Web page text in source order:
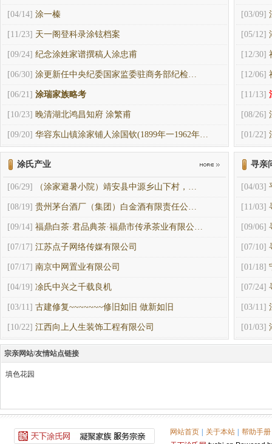
[04/14] 涂一榛
[11/23] 天一阁登科录涂铉档案
[09/24] 纪念涂姓家谱撰稿人涂忠甫
[06/30] 涂更新任中央纪委国家监委驻商务部纪检…
[06/21] 涂瑞家族略考
[10/23] 晚清湖北鸿昌知府 涂繁甫
[09/20] 华容东山镇涂家铺人涂国钦(1899年一1962年…
[03/09]
[05/12]
[12/30]
[12/06]
[11/13]
[08/26]
[01/22]
涂氏产业
[06/29] （涂家避暑小院）靖安县中源乡山下村，…
[08/19] 贵州茅台酒厂（集团）白金酒有限责任公…
[09/14] 福鼎白茶·君品典茶·福鼎市传承茶业有限公…
[07/17] 江苏点子网络传媒有限公司
[07/17] 南京中网置业有限公司
[04/19] 凃氏中兴之千载良机
[03/11] 古建修复~~~~~~~修旧如旧 做新如旧
[10/22] 江西向上人生装饰工程有限公司
寻亲
[04/03]
[11/03]
[09/06]
[07/10]
[01/18]
[07/24]
[03/11]
[01/03]
宗亲网站/友情站点链接
填色花园
网站首页 关于本站
帮助手册